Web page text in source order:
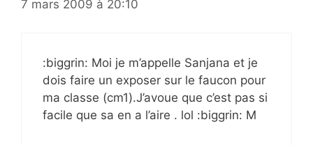
7 mars 2009 à 20:10
:biggrin: Moi je m’appelle Sanjana et je
dois faire un exposer sur le faucon pour
ma classe (cm1).J’avoue que c’est pas si
facile que sa en a l’aire . lol :biggrin: M